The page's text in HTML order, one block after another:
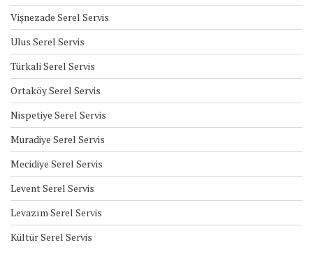
Vişnezade Serel Servis
Ulus Serel Servis
Türkali Serel Servis
Ortaköy Serel Servis
Nispetiye Serel Servis
Muradiye Serel Servis
Mecidiye Serel Servis
Levent Serel Servis
Levazım Serel Servis
Kültür Serel Servis